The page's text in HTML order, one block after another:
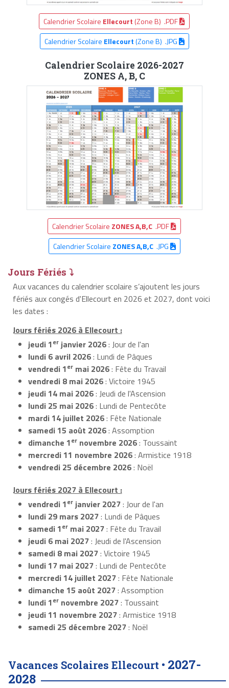
Calendrier Scolaire Ellecourt (Zone B) .PDF
Calendrier Scolaire Ellecourt(Zone B) .JPG
Calendrier Scolaire 2026-2027
ZONES A, B, C
Calendrier Scolaire ZONES A,B,C .PDF
Calendrier Scolaire ZONES A,B,C.JPG
Jours Fériés ⤵
Aux vacances du calendrier scolaire s’ajoutent les jours
fériés aux congés d'Ellecourt en 2026 et 2027, dont voici
les dates :
Jours fériés 2026 à Ellecourt :
jeudi 1er janvier 2026: Jour de l'an
lundi 6 avril 2026: Lundi de Pâques
vendredi 1er mai 2026: Fête du Travail
vendredi 8 mai 2026: Victoire 1945
jeudi 14 mai 2026: Jeudi de l'Ascension
lundi 25 mai 2026: Lundi de Pentecôte
mardi 14 juillet 2026: Fête Nationale
samedi 15 août 2026: Assomption
dimanche 1er novembre 2026: Toussaint
mercredi 11 novembre 2026: Armistice 1918
vendredi 25 décembre 2026: Noël
Jours fériés 2027 à Ellecourt :
vendredi 1er janvier 2027: Jour de l'an
lundi 29 mars 2027: Lundi de Pâques
samedi 1er mai 2027: Fête du Travail
jeudi 6 mai 2027: Jeudi de l'Ascension
samedi 8 mai 2027: Victoire 1945
lundi 17 mai 2027: Lundi de Pentecôte
mercredi 14 juillet 2027: Fête Nationale
dimanche 15 août 2027: Assomption
lundi 1er novembre 2027: Toussaint
jeudi 11 novembre 2027: Armistice 1918
samedi 25 décembre 2027: Noël
Vacances Scolaires Ellecourt • 2027-
2028